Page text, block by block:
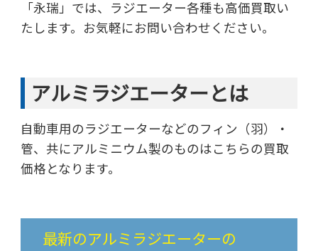
「永瑞」では、ラジエーター各種も高価買取い
たします。お気軽にお問い合わせください。
アルミラジエーターとは
自動車用のラジエーターなどのフィン（羽）・
管、共にアルミニウム製のものはこちらの買取
価格となります。
最新のアルミラジエーターの